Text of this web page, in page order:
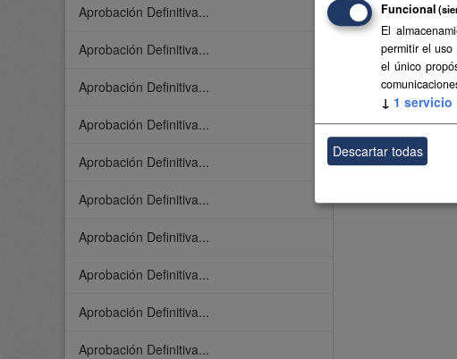
Aprobación Definitiva...
Aprobación Definitiva...
Aprobación Definitiva...
Aprobación Definitiva...
Aprobación Definitiva...
Aprobación Definitiva...
Aprobación Definitiva...
Aprobación Definitiva...
Aprobación Definitiva...
Aprobación Definitiva...
Funcional
El
permitir el
el único
↓ 1 servicio
Descartar todas